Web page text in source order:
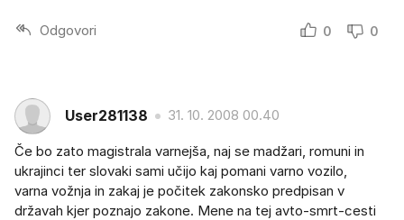
Odgovori 0 0
User281138 31. 10. 2008 00.40
Če bo zato magistrala varnejša, naj se madžari, romuni in
ukrajinci ter slovaki sami učijo kaj pomani varno vozilo,
varna vožnja in zakaj je počitek zakonsko predpisan v
državah kjer poznajo zakone. Mene na tej avto-smrt-cesti